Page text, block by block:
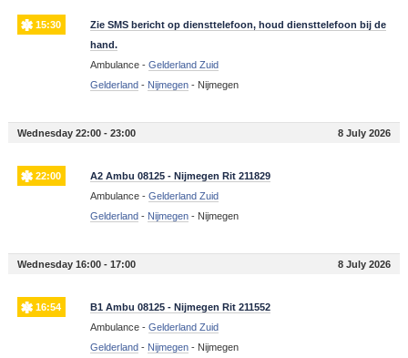
15:30
Zie SMS bericht op diensttelefoon, houd diensttelefoon bij de
hand.
Ambulance - Gelderland Zuid
Gelderland- Nijmegen- Nijmegen
Wednesday 22:00 - 23:00 8 July 2026
22:00
A2 Ambu 08125 - Nijmegen Rit 211829
Ambulance - Gelderland Zuid
Gelderland- Nijmegen- Nijmegen
Wednesday 16:00 - 17:00 8 July 2026
16:54
B1 Ambu 08125 - Nijmegen Rit 211552
Ambulance - Gelderland Zuid
Gelderland- Nijmegen- Nijmegen